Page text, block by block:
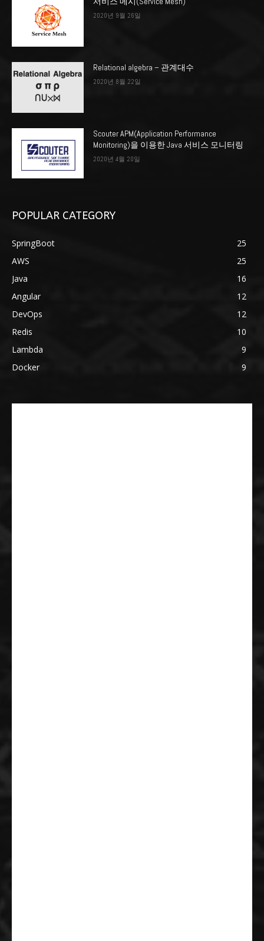
2020년 9월 26일
Relational algebra – 관계대수
2020년 8월 22일
Scouter APM(Application Performance
Monitoring)을 이용한 Java 서비스 모니터링
2020년 4월 20일
POPULAR CATEGORY
SpringBoot
25
AWS
25
Java
16
Angular
12
DevOps
12
Redis
10
Lambda
9
Docker
9